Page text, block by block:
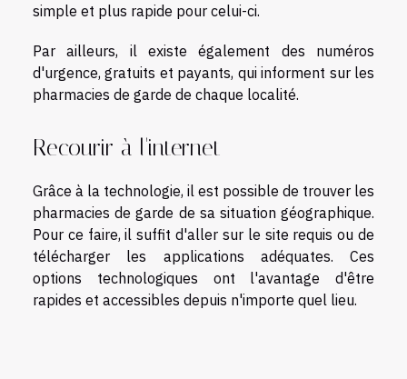
simple et plus rapide pour celui-ci.
Par ailleurs, il existe également des numéros
d'urgence, gratuits et payants, qui informent sur les
pharmacies de garde de chaque localité.
Recourir à l'internet
Grâce à la technologie, il est possible de trouver les
pharmacies de garde de sa situation géographique.
Pour ce faire, il suffit d'aller sur le site requis ou de
télécharger les applications adéquates. Ces
options technologiques ont l'avantage d'être
rapides et accessibles depuis n'importe quel lieu.